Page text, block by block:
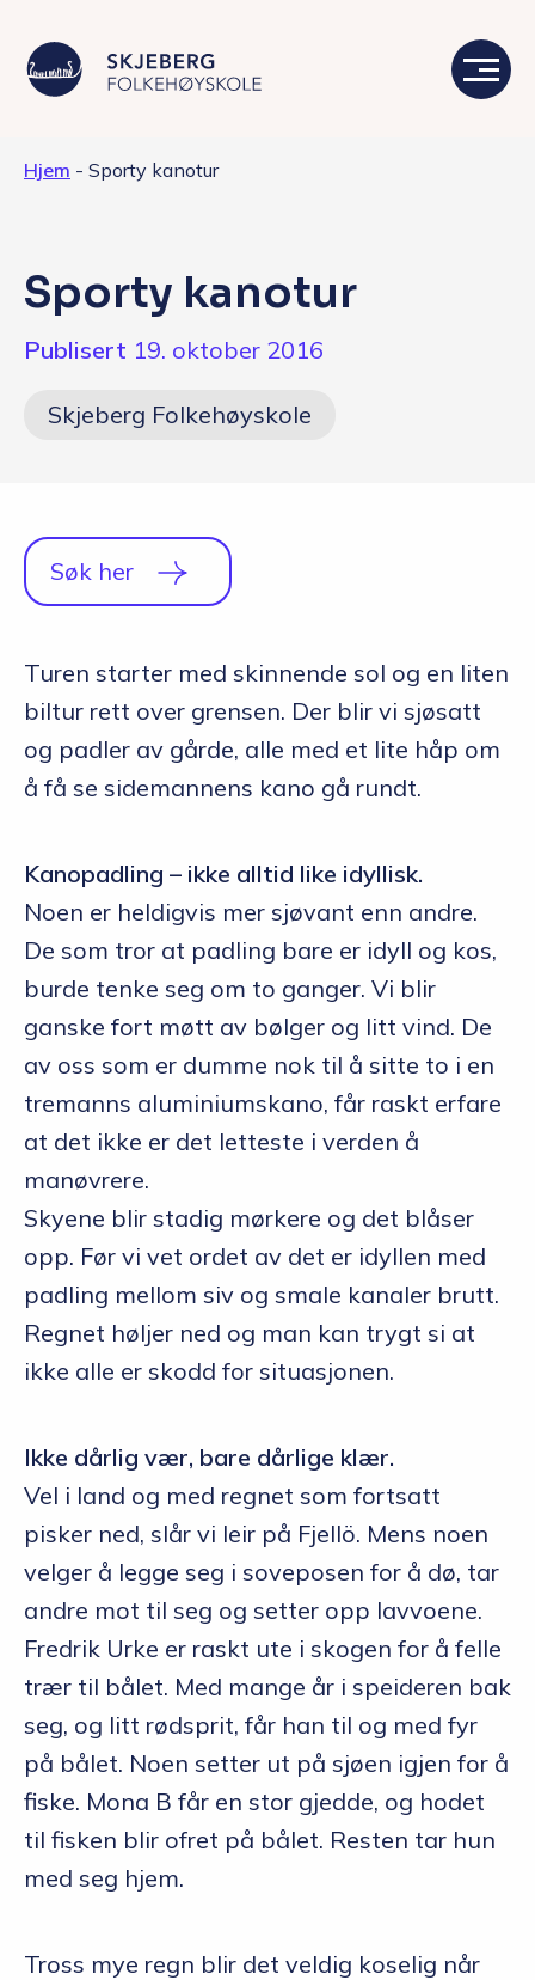
Skolen
Valgfag
Q&A
Opptakskrav og priser
English
Søk i dag
Hjem - Sporty kanotur
Sporty kanotur
Publisert 19. oktober 2016
Skjeberg Folkehøyskole
Søk her
Turen starter med skinnende sol og en liten
biltur rett over grensen. Der blir vi sjøsatt
og padler av gårde, alle med et lite håp om
å få se sidemannens kano gå rundt.
Kanopadling – ikke alltid like idyllisk.
Noen er heldigvis mer sjøvant enn andre.
De som tror at padling bare er idyll og kos,
burde tenke seg om to ganger. Vi blir
ganske fort møtt av bølger og litt vind. De
av oss som er dumme nok til å sitte to i en
tremanns aluminiumskano, får raskt erfare
at det ikke er det letteste i verden å
manøvrere.
Skyene blir stadig mørkere og det blåser
opp. Før vi vet ordet av det er idyllen med
padling mellom siv og smale kanaler brutt.
Regnet høljer ned og man kan trygt si at
ikke alle er skodd for situasjonen.
Ikke dårlig vær, bare dårlige klær.
Vel i land og med regnet som fortsatt
pisker ned, slår vi leir på Fjellö. Mens noen
velger å legge seg i soveposen for å dø, tar
andre mot til seg og setter opp lavvoene.
Fredrik Urke er raskt ute i skogen for å felle
trær til bålet. Med mange år i speideren bak
seg, og litt rødsprit, får han til og med fyr
på bålet. Noen setter ut på sjøen igjen for å
fiske. Mona B får en stor gjedde, og hodet
til fisken blir ofret på bålet. Resten tar hun
med seg hjem.
Tross mye regn blir det veldig koselig når